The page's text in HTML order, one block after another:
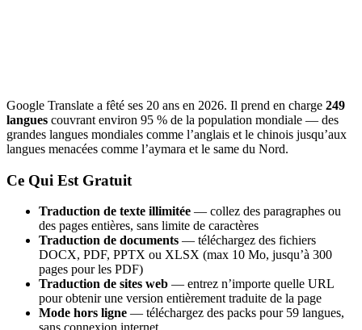
Google Translate a fêté ses 20 ans en 2026. Il prend en charge 249
langues couvrant environ 95 % de la population mondiale — des
grandes langues mondiales comme l’anglais et le chinois jusqu’aux
langues menacées comme l’aymara et le same du Nord.
Ce Qui Est Gratuit
Traduction de texte illimitée — collez des paragraphes ou
des pages entières, sans limite de caractères
Traduction de documents — téléchargez des fichiers
DOCX, PDF, PPTX ou XLSX (max 10 Mo, jusqu’à 300
pages pour les PDF)
Traduction de sites web — entrez n’importe quelle URL
pour obtenir une version entièrement traduite de la page
Mode hors ligne — téléchargez des packs pour 59 langues,